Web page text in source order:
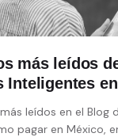
más leídos
Inteligentes
leídos en el Blog